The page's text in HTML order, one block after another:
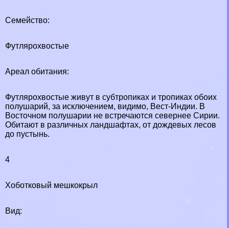
Семейство:
Футлярохвостые
Ареал обитания:
Футлярохвостые живут в субтропиках и тропиках обоих
полушарий, за исключением, видимо, Вест-Индии. В
Восточном полушарии не встречаются севернее Сирии.
Обитают в различных ландшафтах, от дождевых лесов
до пустынь.
4
Хоботковый мешкокрыл
Вид: